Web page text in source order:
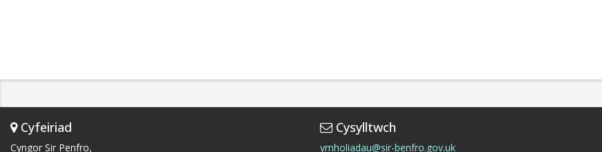
Cyfeiriad
Cyngor Sir Penfro,
Cysylltwch
ymholiadau@sir-benfro.gov.uk